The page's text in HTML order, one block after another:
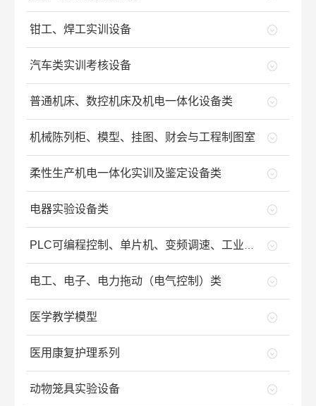
钳工、焊工实训设备
汽车类实训考核设备
普通机床、数控机床及机电一体化设备类
机械陈列柜、模型、挂图、财会与工程制图室
柔性生产机电一体化实训及鉴定设备类
电器实验设备类
电工、电子、电力拖动（电气控制）类
医学教学模型
医用康复护理系列
动物笼具实验设备